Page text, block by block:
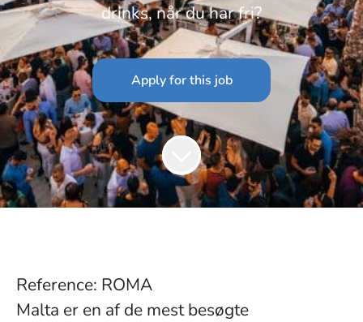
drinks, når du har fri?
Apply for this job
Reference: ROMA
Malta er en af de mest besøgte